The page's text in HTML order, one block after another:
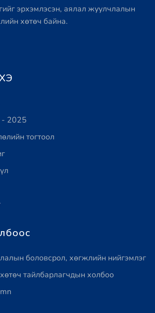
эрхэмлэсэн, аялал жуулчлалын
хөтөч байна.
- 2025
тогтоол
боловсрол, хөгжлийн нийгэмлэг
тайлбарлагчдын холбоо